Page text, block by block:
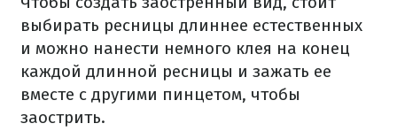
выбирать ресницы длиннее естественных
и можно нанести немного клея на конец
каждой длинной ресницы и зажать ее
вместе с другими пинцетом, чтобы
заострить.